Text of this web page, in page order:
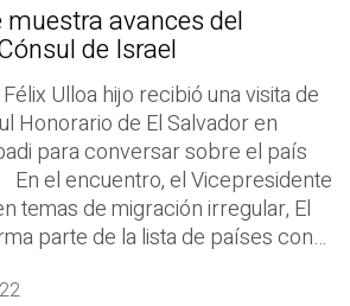
avances del
de Israel
Ulloa hijo recibió una visita de
Honorario de El Salvador en
para conversar sobre el país
el encuentro, el Vicepresidente
temas de migración irregular, El
parte de la lista de países con…